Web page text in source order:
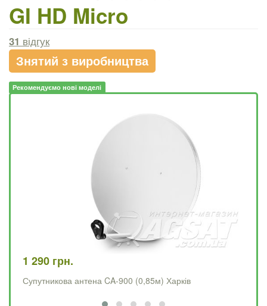
GI HD Micro
31 відгук
Знятий з виробництва
Рекомендуємо нові моделі
1 290 грн.
Супутникова антена CA-900 (0,85м) Харків